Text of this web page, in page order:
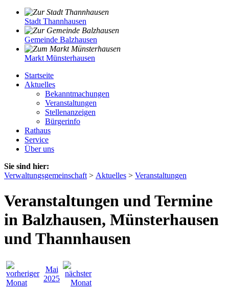
Stadt Thannhausen
Gemeinde Balzhausen
Markt Münsterhausen
Startseite
Aktuelles
Bekanntmachungen
Veranstaltungen
Stellenanzeigen
Bürgerinfo
Rathaus
Service
Über uns
Sie sind hier:
Verwaltungsgemeinschaft > Aktuelles > Veranstaltungen
Veranstaltungen und Termine
in Balzhausen, Münsterhausen
und Thannhausen
Mai
2025